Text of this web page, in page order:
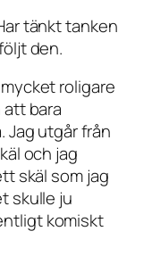
tänkt tanken
den.
roligare
bara
Jag utgår från
och jag
skäl som jag
skulle ju
komiskt